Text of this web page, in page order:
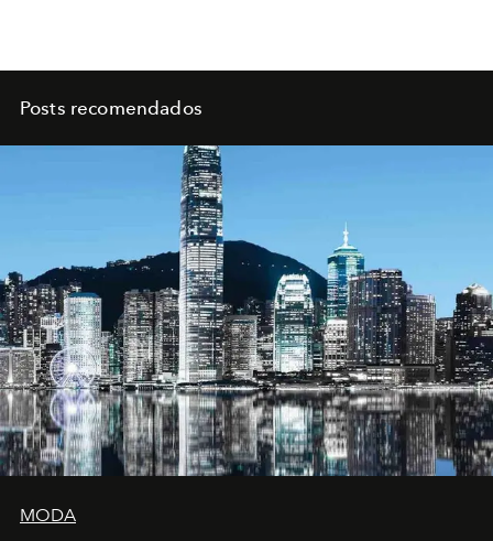
Posts recomendados
MODA